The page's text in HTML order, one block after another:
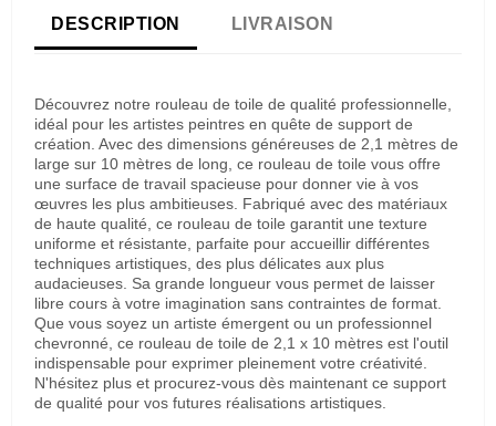
DESCRIPTION LIVRAISON
Découvrez notre rouleau de toile de qualité professionnelle,
idéal pour les artistes peintres en quête de support de
création. Avec des dimensions généreuses de 2,1 mètres de
large sur 10 mètres de long, ce rouleau de toile vous offre
une surface de travail spacieuse pour donner vie à vos
œuvres les plus ambitieuses. Fabriqué avec des matériaux
de haute qualité, ce rouleau de toile garantit une texture
uniforme et résistante, parfaite pour accueillir différentes
techniques artistiques, des plus délicates aux plus
audacieuses. Sa grande longueur vous permet de laisser
libre cours à votre imagination sans contraintes de format.
Que vous soyez un artiste émergent ou un professionnel
chevronné, ce rouleau de toile de 2,1 x 10 mètres est l'outil
indispensable pour exprimer pleinement votre créativité.
N'hésitez plus et procurez-vous dès maintenant ce support
de qualité pour vos futures réalisations artistiques.